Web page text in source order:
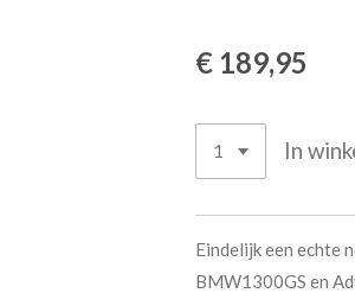
€ 189,95
In
Eindelijk een echte
BMW1300GS en